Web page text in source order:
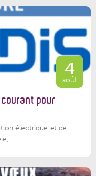
4
août
pour
électrique et de